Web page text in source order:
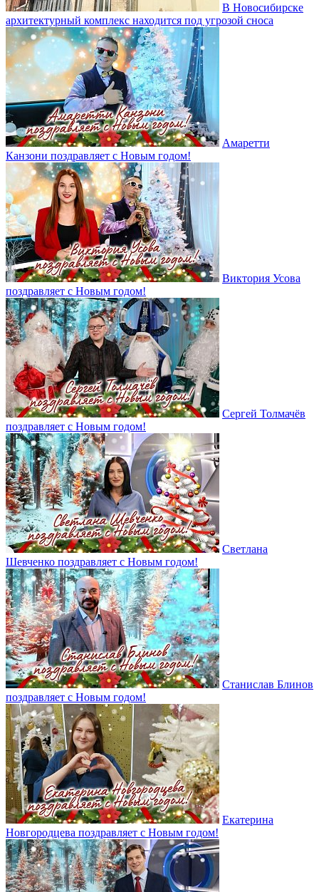
В Новосибирске
архитектурный комплекс находится под угрозой сноса
Амаретти
Канзони поздравляет с Новым годом!
Виктория Усова
поздравляет с Новым годом!
Сергей Толмачёв
поздравляет с Новым годом!
Светлана
Шевченко поздравляет с Новым годом!
Станислав Блинов
поздравляет с Новым годом!
Екатерина
Новгородцева поздравляет с Новым годом!